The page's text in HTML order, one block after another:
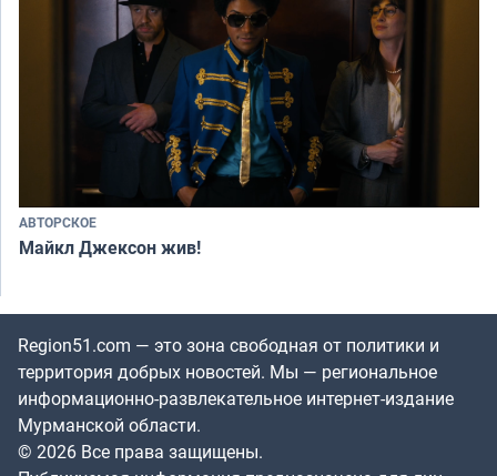
АВТОРСКОЕ
Майкл Джексон жив!
Region51.com — это зона свободная от политики и
территория добрых новостей. Мы — региональное
информационно-развлекательное интернет-издание
Мурманской области.
© 2026 Все права защищены.